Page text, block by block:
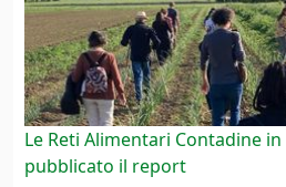
Le Reti Alimentari Contadine
pubblicato il report